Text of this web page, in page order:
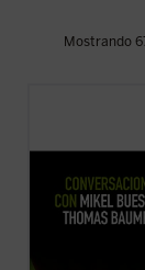
Mostrando
Pocas personas
Juan Velarde,
españoles, la
los últimos 60
relevante papel
economía como